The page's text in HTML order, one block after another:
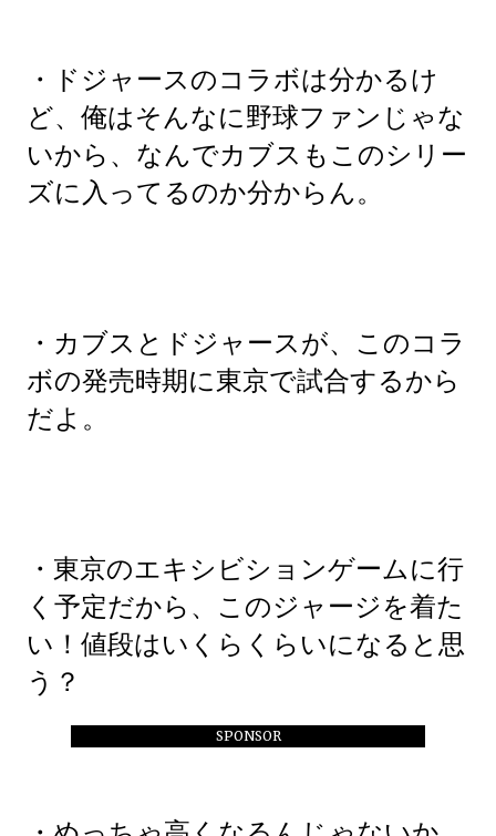
SPONSOR
・ドジャースのコラボは分かるけ
ど、俺はそんなに野球ファンじゃな
いから、なんでカブスもこのシリー
ズに入ってるのか分からん。
・カブスとドジャースが、このコラ
ボの発売時期に東京で試合するから
だよ。
・東京のエキシビションゲームに行
く予定だから、このジャージを着た
い！値段はいくらくらいになると思
う？